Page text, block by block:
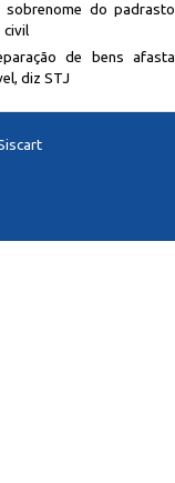
sobrenome do padrasto
civil
de bens afasta
diz STJ